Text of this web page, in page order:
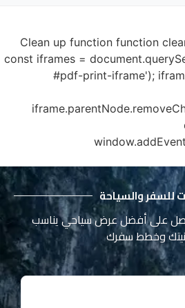
`; }// Clean up function function
const iframes =
#pdf-print-iframe');
للسفر والسياحة
على أفضل عرض سياحي يناسب
وخطط سفرك